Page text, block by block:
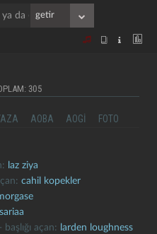
305
AOBA AOGI FOTO
laz ziya
cahil kopekler
başlığı açan: larden loughness